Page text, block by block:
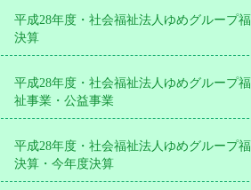
平成28年度・社会福祉法人ゆめグループ
決算
平成28年度・社会福祉法人ゆめグループ
祉事業・公益事業
平成28年度・社会福祉法人ゆめグループ
決算・今年度決算